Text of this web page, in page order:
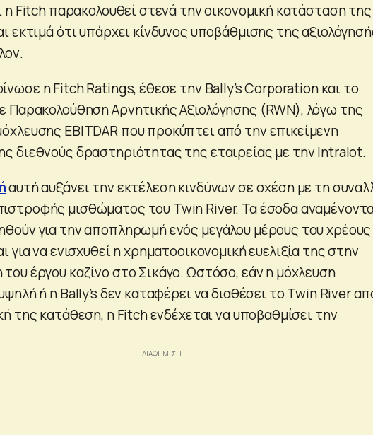
η Fitch παρακολουθεί στενά την οικονομική κατάσταση της
εκτιμά ότι υπάρχει κίνδυνος υποβάθμισης της
η Fitch Ratings, έθεσε την Bally’s Corporation και το
Παρακολούθηση Αρνητικής Αξιολόγησης (RWN), λόγω της
EBITDAR που προκύπτει από την επικείμενη
διεθνούς δραστηριότητας της εταιρείας με την Intralot.
αυτή αυξάνει την εκτέλεση κινδύνων σε σχέση με τη
μισθώματος του Twin River. Τα έσοδα
για την αποπληρωμή ενός μεγάλου μέρους του
για να ενισχυθεί η χρηματοοικονομική ευελιξία της στην
έργου καζίνο στο Σικάγο. Ωστόσο, εάν η μόχλευση
ή η Bally’s δεν καταφέρει να διαθέσει το Twin River
της κατάθεση, η Fitch ενδέχεται να υποβαθμίσει την